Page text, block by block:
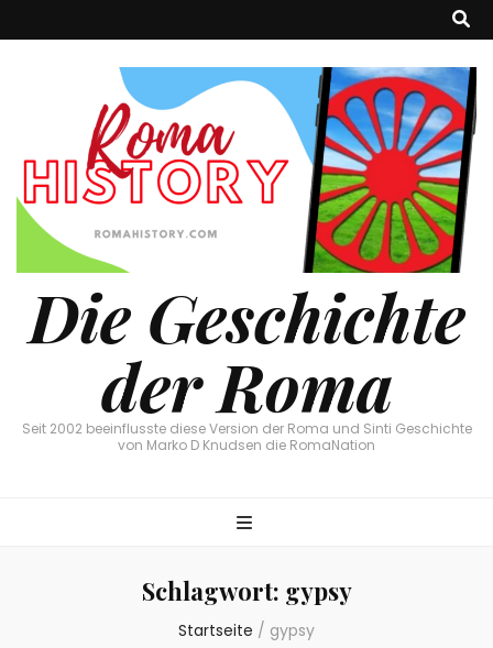
Die Geschichte
der Roma
Seit 2002 beeinflusste diese Version der Roma und Sinti Geschichte
von Marko D Knudsen die RomaNation
Schlagwort: gypsy
Startseite / gypsy